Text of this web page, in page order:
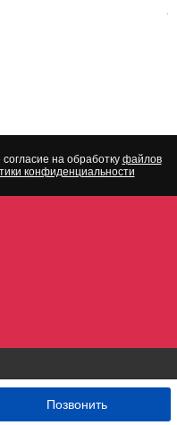
на обработку файлов
конфиденциальности
Позвонить